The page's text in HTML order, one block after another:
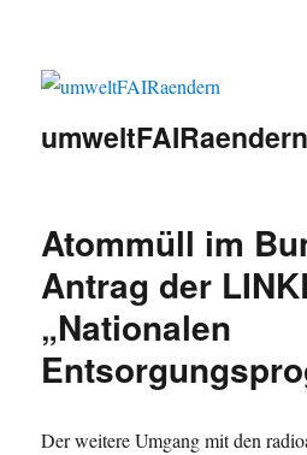
umweltFAIRaendern
Atommüll im
Antrag der
„Nationalen
Der weitere Umgang mit den